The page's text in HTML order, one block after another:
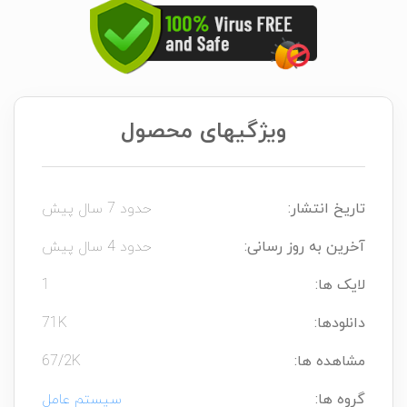
ویژگیهای محصول
تاریخ انتشار:
حدود 7 سال پیش
آخرین به روز رسانی:
حدود 4 سال پیش
لایک ها:
1
دانلودها:
71K
مشاهده ها:
67/2K
گروه ها:
سیستم عامل